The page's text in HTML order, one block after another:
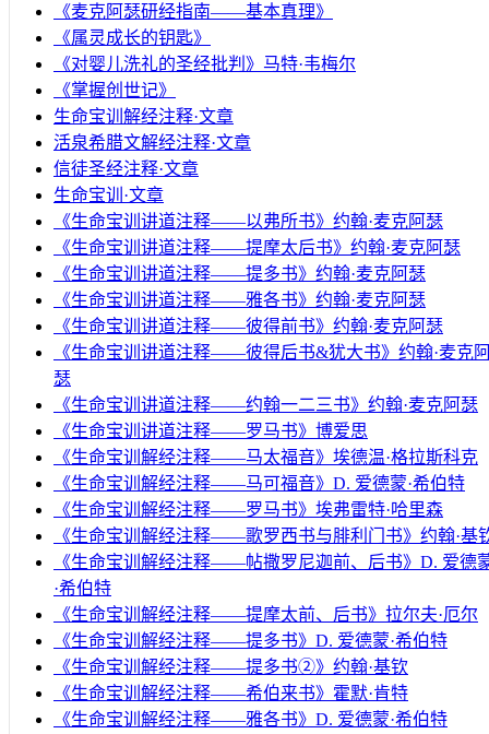
《麦克阿瑟研经指南——基本真理》
《属灵成长的钥匙》
《对婴儿洗礼的圣经批判》马特·韦梅尔
《掌握创世记》
生命宝训解经注释·文章
活泉希腊文解经注释·文章
信徒圣经注释·文章
生命宝训·文章
《生命宝训讲道注释——以弗所书》约翰·麦克阿瑟
《生命宝训讲道注释——提摩太后书》约翰·麦克阿瑟
《生命宝训讲道注释——提多书》约翰·麦克阿瑟
《生命宝训讲道注释——雅各书》约翰·麦克阿瑟
《生命宝训讲道注释——彼得前书》约翰·麦克阿瑟
《生命宝训讲道注释——彼得后书&犹大书》约翰·麦克
瑟
《生命宝训讲道注释——约翰一二三书》约翰·麦克阿瑟
《生命宝训讲道注释——罗马书》博爱思
《生命宝训解经注释——马太福音》埃德温·格拉斯科克
《生命宝训解经注释——马可福音》D. 爱德蒙·希伯特
《生命宝训解经注释——罗马书》埃弗雷特·哈里森
《生命宝训解经注释——歌罗西书与腓利门书》约翰·基
《生命宝训解经注释——帖撒罗尼迦前、后书》D. 爱德
·希伯特
《生命宝训解经注释——提摩太前、后书》拉尔夫·厄尔
《生命宝训解经注释——提多书》D. 爱德蒙·希伯特
《生命宝训解经注释——提多书②》约翰·基钦
《生命宝训解经注释——希伯来书》霍默·肯特
《生命宝训解经注释——雅各书》D. 爱德蒙·希伯特